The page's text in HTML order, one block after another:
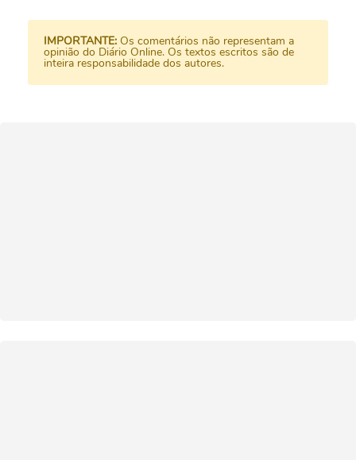
IMPORTANTE: Os comentários não representam a
opinião do Diário Online. Os textos escritos são de
inteira responsabilidade dos autores.